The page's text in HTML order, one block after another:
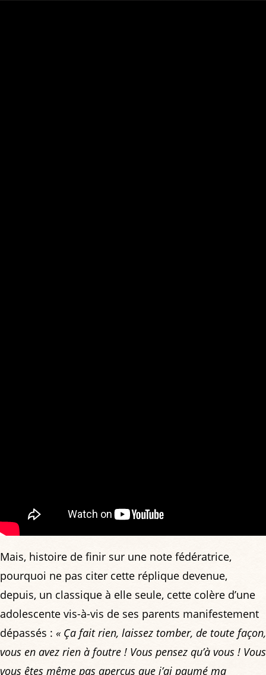
Mais, histoire de finir sur une note fédératrice,
pourquoi ne pas citer cette réplique devenue,
depuis, un classique à elle seule, cette colère d’une
adolescente vis-à-vis de ses parents manifestement
dépassés : « Ça fait rien, laissez tomber, de toute façon,
vous en avez rien à foutre ! Vous pensez qu’à vous ! Vous
vous êtes même pas aperçus que j’ai paumé ma